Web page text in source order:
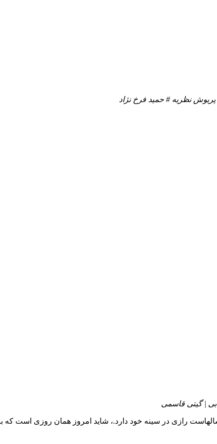
نظریه # حمید فرخ نژاد
| گیتی قاسمی
رازی در سینه خود دارد.، شاید امروز همان روزی است که